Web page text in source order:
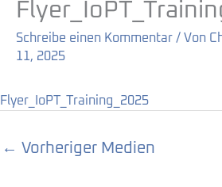
Schreibe einen Kommentar / Von
11, 2025
Flyer_IoPT_Training_2025
← Vorheriger Medien